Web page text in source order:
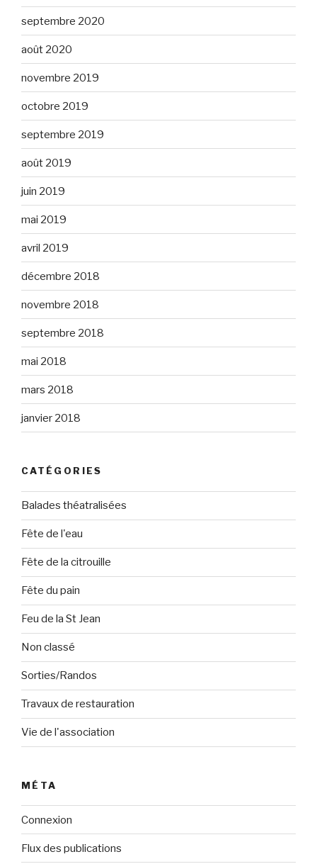
septembre 2020
août 2020
novembre 2019
octobre 2019
septembre 2019
août 2019
juin 2019
mai 2019
avril 2019
décembre 2018
novembre 2018
septembre 2018
mai 2018
mars 2018
janvier 2018
CATÉGORIES
Balades théatralisées
Fête de l'eau
Fête de la citrouille
Fête du pain
Feu de la St Jean
Non classé
Sorties/Randos
Travaux de restauration
Vie de l'association
MÉTA
Connexion
Flux des publications